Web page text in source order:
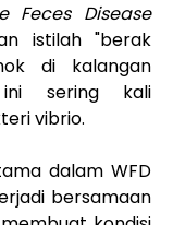
Feces Disease
istilah "berak
di kalangan
ini sering kali
vibrio.
dalam WFD
bersamaan